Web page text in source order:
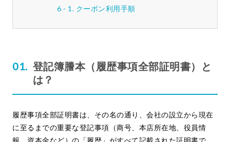
クーポン利用手順
登記簿謄本（履歴事項全部証明書）と
は？
履歴事項全部証明書は、その名の通り、会社の設立から現在
に至るまでの重要な登記事項（商号、本店所在地、役員情
報、資本金など）の「履歴」がすべて記載された証明書で